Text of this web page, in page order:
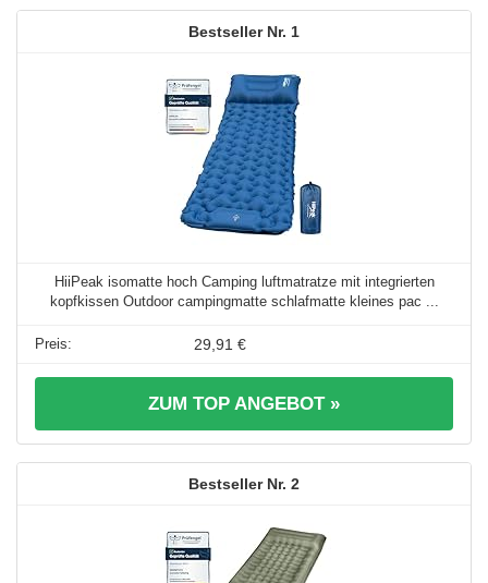
1
HiiPeak isomatte hoch Camping luftmatratze mit integrierten
kopfkissen Outdoor campingmatte schlafmatte kleines pac ...
29,91 €
ZUM TOP ANGEBOT »
2